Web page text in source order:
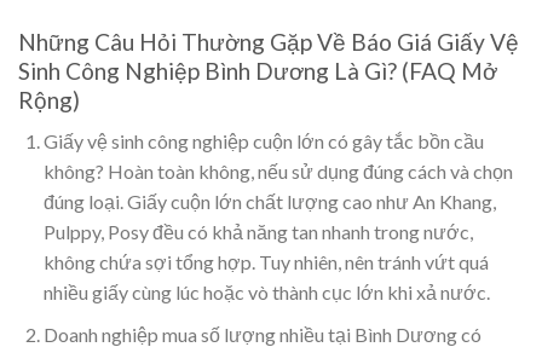
Những Câu Hỏi Thường Gặp Về Báo Giá Giấy Vệ
Sinh Công Nghiệp Bình Dương Là Gì? (FAQ Mở
Rộng)
Giấy vệ sinh công nghiệp cuộn lớn có gây tắc bồn cầu
không? Hoàn toàn không, nếu sử dụng đúng cách và chọn
đúng loại. Giấy cuộn lớn chất lượng cao như An Khang,
Pulppy, Posy đều có khả năng tan nhanh trong nước,
không chứa sợi tổng hợp. Tuy nhiên, nên tránh vứt quá
nhiều giấy cùng lúc hoặc vò thành cục lớn khi xả nước.
Doanh nghiệp mua số lượng nhiều tại Bình Dương có